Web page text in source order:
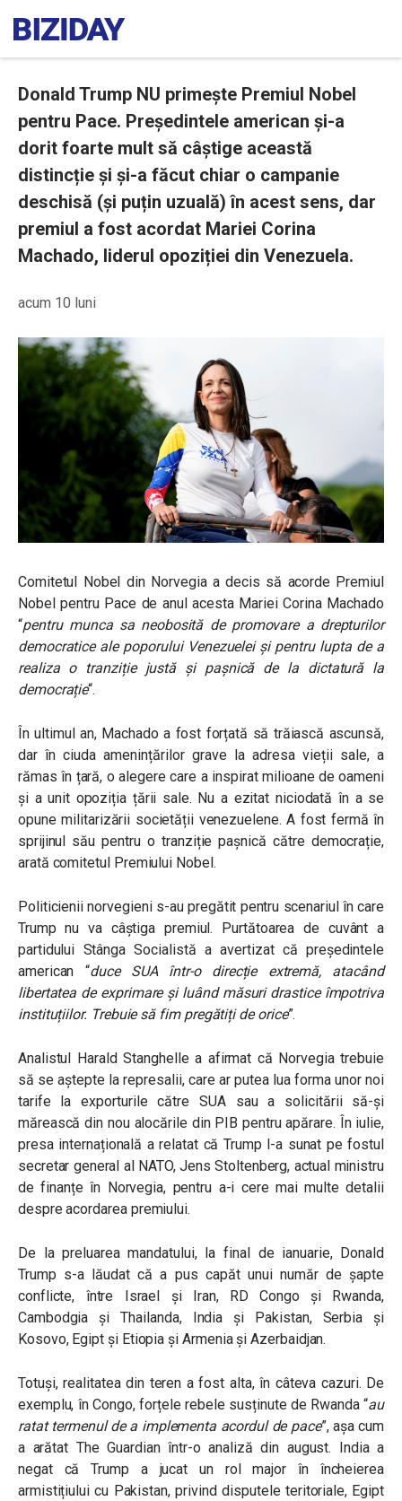
Donald Trump NU primește Premiul Nobel
pentru Pace. Președintele american și-a
dorit foarte mult să câștige această
distincție și și-a făcut chiar o campanie
deschisă (și puțin uzuală) în acest sens, dar
premiul a fost acordat Mariei Corina
Machado, liderul opoziției din Venezuela.
acum 10 luni
Comitetul Nobel din Norvegia a decis să acorde Premiul
Nobel pentru Pace de anul acesta Mariei Corina Machado
“pentru munca sa neobosită de promovare a drepturilor
democratice ale poporului Venezuelei și pentru lupta de a
realiza o tranziție justă și pașnică de la dictatură la
democrație“.
În ultimul an, Machado a fost forțată să trăiască ascunsă,
dar în ciuda amenințărilor grave la adresa vieții sale, a
rămas în țară, o alegere care a inspirat milioane de oameni
și a unit opoziția țării sale. Nu a ezitat niciodată în a se
opune militarizării societății venezuelene. A fost fermă în
sprijinul său pentru o tranziție pașnică către democrație,
arată comitetul Premiului Nobel.
Politicienii norvegieni s-au pregătit pentru scenariul în care
Trump nu va câștiga premiul. Purtătoarea de cuvânt a
partidului Stânga Socialistă a avertizat că președintele
american “duce SUA într-o direcție extremă, atacând
libertatea de exprimare și luând măsuri drastice împotriva
instituțiilor. Trebuie să fim pregătiți de orice”.
Analistul Harald Stanghelle a afirmat că Norvegia trebuie
să se aștepte la represalii, care ar putea lua forma unor noi
tarife la exporturile către SUA sau a solicitării să-și
mărească din nou alocările din PIB pentru apărare. În iulie,
presa internațională a relatat că Trump l-a sunat pe fostul
secretar general al NATO, Jens Stoltenberg, actual ministru
de finanțe în Norvegia, pentru a-i cere mai multe detalii
despre acordarea premiului.
De la preluarea mandatului, la final de ianuarie, Donald
Trump s-a lăudat că a pus capăt unui număr de șapte
conflicte, între Israel și Iran, RD Congo și Rwanda,
Cambodgia și Thailanda, India și Pakistan, Serbia și
Kosovo, Egipt și Etiopia și Armenia și Azerbaidjan.
Totuși, realitatea din teren a fost alta, în câteva cazuri. De
exemplu, în Congo, forțele rebele susținute de Rwanda “au
ratat termenul de a implementa acordul de pace”, așa cum
a arătat The Guardian într-o analiză din august. India a
negat că Trump a jucat un rol major în încheierea
armistițiului cu Pakistan, privind disputele teritoriale, Egipt